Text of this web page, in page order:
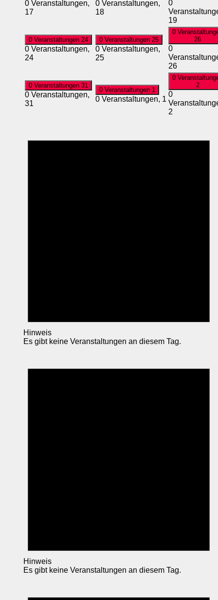
0 Veranstaltungen,
17
0 Veranstaltungen,
18
0
19
0 Veranstaltungen 24
0 Veranstaltungen,
24
0 Veranstaltungen 25
0 Veranstaltungen,
25
0
26
0
26
0 Veranstaltungen 31
0 Veranstaltungen,
31
0 Veranstaltungen 1
0 Veranstaltungen, 1
0
2
0
2
Hinweis
Es gibt keine Veranstaltungen an diesem Tag.
Hinweis
Es gibt keine Veranstaltungen an diesem Tag.